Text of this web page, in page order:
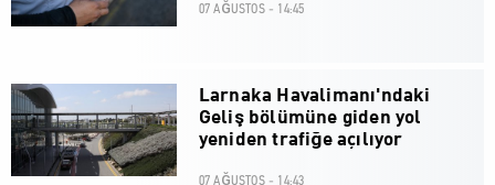
07 AĞUSTOS - 14:45
Larnaka Havalimanı'ndaki
Geliş bölümüne giden yol
yeniden trafiğe açılıyor
07 AĞUSTOS - 14:43